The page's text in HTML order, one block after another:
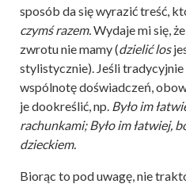
sposób da się wyrazić treść,
czymś razem.Wydaje mi się,
zwrotu nie mamy (dzielić los
stylistycznie). Jeśli
wspólnotę doświadczeń,
je dookreślić, np. Było im
rachunkami; Było im łatwiej,
dzieckiem.
Biorąc to pod uwagę, nie